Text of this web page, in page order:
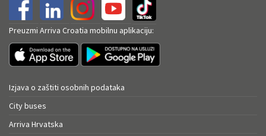
Preuzmi Arriva Croatia mobilnu aplikaciju:
Izjava o zaštiti osobnih podataka
City buses
Arriva Hrvatska